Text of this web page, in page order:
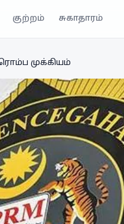
குற்றம் சுகாதாரம்
முக்கியம்